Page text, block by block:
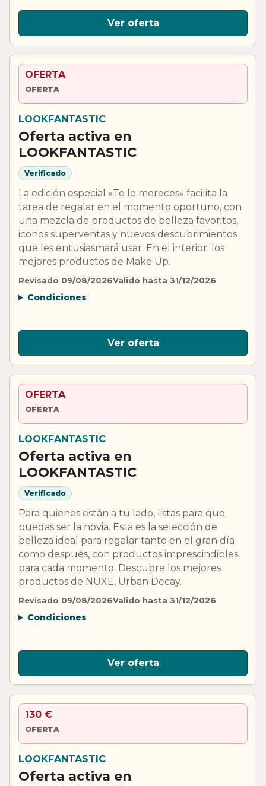
Ver oferta
OFERTA
OFERTA
LOOKFANTASTIC
Oferta activa en
LOOKFANTASTIC
Verificado
La edición especial «Te lo mereces» facilita la
tarea de regalar en el momento oportuno, con
una mezcla de productos de belleza favoritos,
iconos superventas y nuevos descubrimientos
que les entusiasmará usar. En el interior: los
mejores productos de Make Up.
Revisado 09/08/2026Valido hasta 31/12/2026
Condiciones
Ver oferta
OFERTA
OFERTA
LOOKFANTASTIC
Oferta activa en
LOOKFANTASTIC
Verificado
Para quienes están a tu lado, listas para que
puedas ser la novia. Esta es la selección de
belleza ideal para regalar tanto en el gran día
como después, con productos imprescindibles
para cada momento. Descubre los mejores
productos de NUXE, Urban Decay.
Revisado 09/08/2026Valido hasta 31/12/2026
Condiciones
Ver oferta
130 €
OFERTA
LOOKFANTASTIC
Oferta activa en